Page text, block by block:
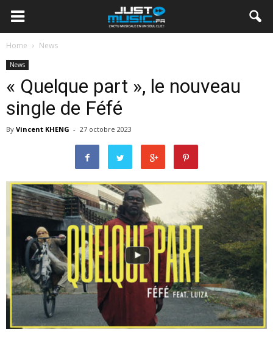
Home News
News
« Quelque part », le nouveau
single de Féfé
By Vincent KHENG - 27 octobre 2023